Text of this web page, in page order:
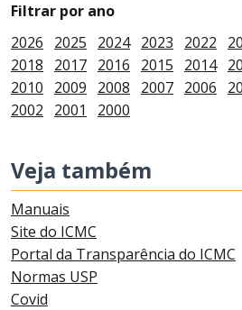
Filtrar por ano
2026
2025 2024 2023 2022
2018
2017 2016 2015 2014
2010
2009 2008 2007 2006
2002
2001 2000
Veja também
Manuais
Site do ICMC
Portal da Transparência do ICMC
Normas USP
Covid